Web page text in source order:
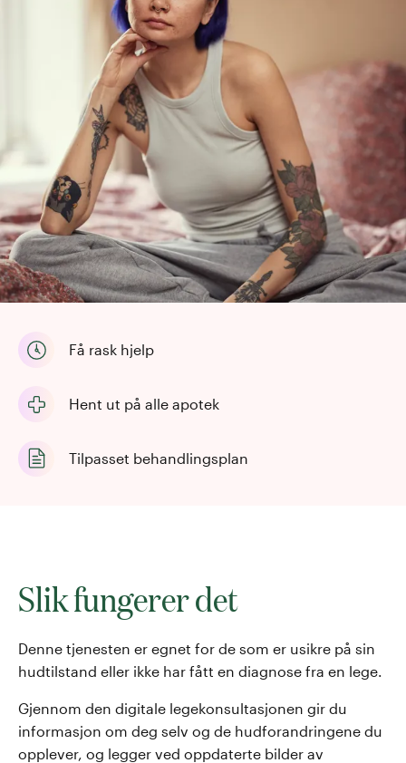
Få rask hjelp
Hent ut på alle apotek
Tilpasset behandlingsplan
Slik fungerer det
Denne tjenesten er egnet for de som er usikre på sin
hudtilstand eller ikke har fått en diagnose fra en lege.
Gjennom den digitale legekonsultasjonen gir du
informasjon om deg selv og de hudforandringene du
opplever, og legger ved oppdaterte bilder av